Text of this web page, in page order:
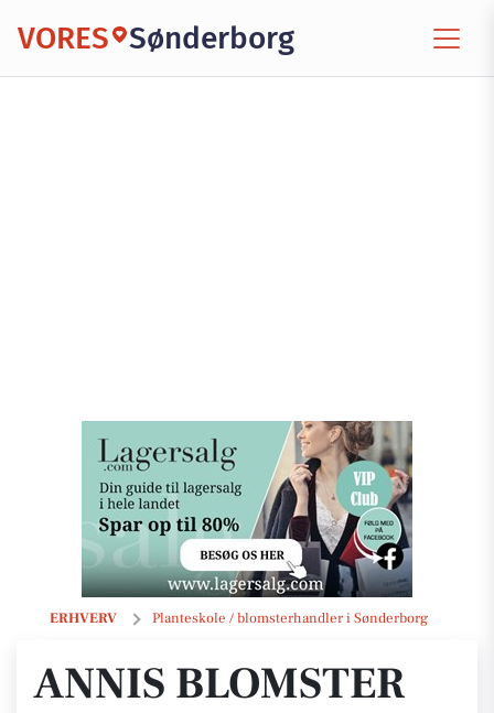
VORES Sønderborg
ERHVERV Planteskole / blomsterhandler i Sønderborg
Annis Blomster
ANNIS BLOMSTER